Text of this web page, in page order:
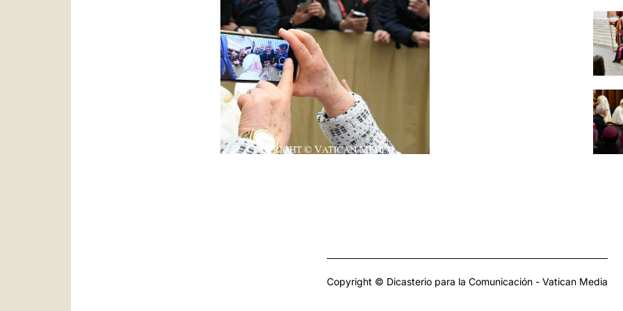
Copyright © Dicasterio para la Comunicación - Vatican Media